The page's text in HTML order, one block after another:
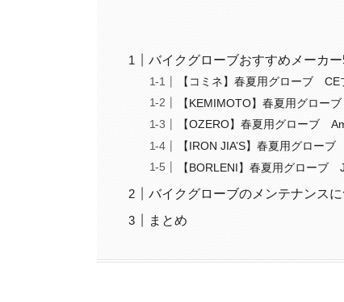
バイクグローブおすすめメーカ
【コミネ】春夏用グローブ
【KEMIMOTO】春夏用グロー
【OZERO】春夏用グローブ
【IRON JIA’S】春夏用グロー
【BORLENI】春夏用グローブ
バイクグローブのメンテナンス
まとめ